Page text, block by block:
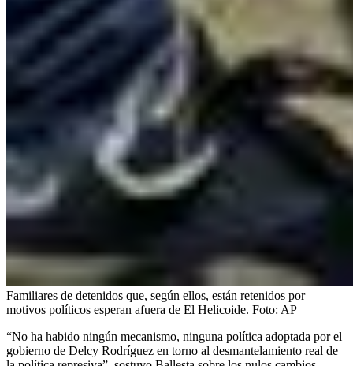
Familiares de detenidos que, según ellos, están retenidos por
motivos políticos esperan afuera de El Helicoide. Foto: AP
“No ha habido ningún mecanismo, ninguna política adoptada por el
gobierno de Delcy Rodríguez en torno al desmantelamiento real de